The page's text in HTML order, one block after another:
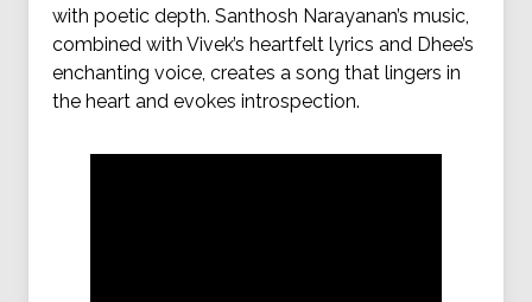
with poetic depth. Santhosh Narayanan’s music,
combined with Vivek’s heartfelt lyrics and Dhee’s
enchanting voice, creates a song that lingers in
the heart and evokes introspection.